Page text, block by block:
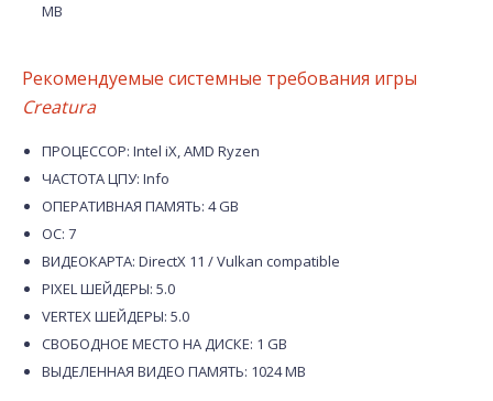
MB
Рекомендуемые системные требования игры
Creatura
ПРОЦЕССОР: Intel iX, AMD Ryzen
ЧАСТОТА ЦПУ: Info
ОПЕРАТИВНАЯ ПАМЯТЬ: 4 GB
ОС: 7
ВИДЕОКАРТА: DirectX 11 / Vulkan compatible
PIXEL ШЕЙДЕРЫ: 5.0
VERTEX ШЕЙДЕРЫ: 5.0
СВОБОДНОЕ МЕСТО НА ДИСКЕ: 1 GB
ВЫДЕЛЕННАЯ ВИДЕО ПАМЯТЬ: 1024 MB